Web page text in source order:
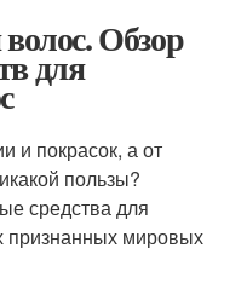
Обзор
для
и покрасок, а от
пользы?
средства для
признанных мировых